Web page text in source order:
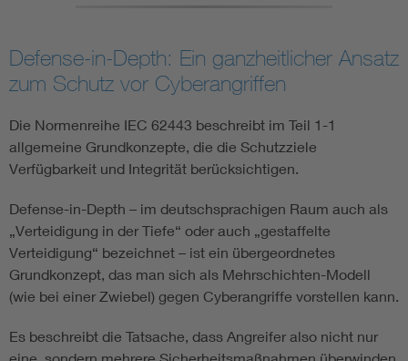
Defense-in-Depth: Ein ganzheitlicher Ansatz
zum Schutz vor Cyberangriffen
Die Normenreihe IEC 62443 beschreibt im Teil 1-1
allgemeine Grundkonzepte, die die Schutzziele
Verfügbarkeit und Integrität berücksichtigen.
Defense-in-Depth – im deutschsprachigen Raum auch als
„Verteidigung in der Tiefe“ oder auch „gestaffelte
Verteidigung“ bezeichnet – ist ein übergeordnetes
Grundkonzept, das man sich als Mehrschichten-Modell
(wie bei einer Zwiebel) gegen Cyberangriffe vorstellen kann.
Es beschreibt die Tatsache, dass Angreifer also nicht nur